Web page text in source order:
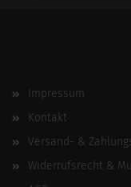
Impressum
Kontakt
Versand- &
Widerrufsrecht &